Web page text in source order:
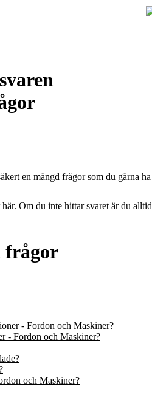
en mängd frågor som du gärna
Om du inte hittar svaret är du
frågor
- Fordon och Maskiner?
- Fordon och Maskiner?
och Maskiner?